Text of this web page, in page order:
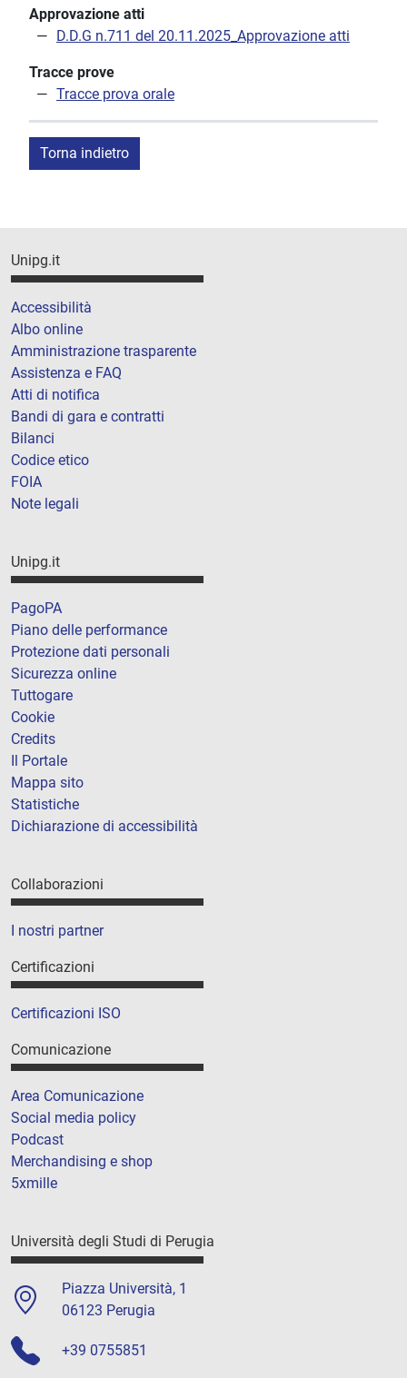
Approvazione atti
D.D.G n.711 del 20.11.2025_Approvazione atti
Tracce prove
Tracce prova orale
Torna indietro
Unipg.it
Accessibilità
Albo online
Amministrazione trasparente
Assistenza e FAQ
Atti di notifica
Bandi di gara e contratti
Bilanci
Codice etico
FOIA
Note legali
Unipg.it
PagoPA
Piano delle performance
Protezione dati personali
Sicurezza online
Tuttogare
Cookie
Credits
Il Portale
Mappa sito
Statistiche
Dichiarazione di accessibilità
Collaborazioni
I nostri partner
Certificazioni
Certificazioni ISO
Comunicazione
Area Comunicazione
Social media policy
Podcast
Merchandising e shop
5xmille
Università degli Studi di Perugia
Piazza Università, 1
06123 Perugia
+39 0755851